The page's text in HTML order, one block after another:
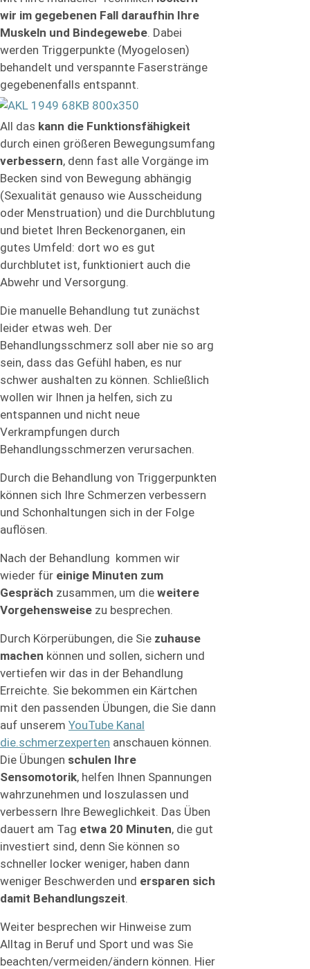
wir im gegebenen Fall daraufhin Ihre
Muskeln und Bindegewebe. Dabei
werden Triggerpunkte (Myogelosen)
behandelt und verspannte Faserstränge
gegebenenfalls entspannt.
All das kann die Funktionsfähigkeit
durch einen größeren Bewegungsumfang
verbessern, denn fast alle Vorgänge im
Becken sind von Bewegung abhängig
(Sexualität genauso wie Ausscheidung
oder Menstruation) und die Durchblutung
und bietet Ihren Beckenorganen, ein
gutes Umfeld: dort wo es gut
durchblutet ist, funktioniert auch die
Abwehr und Versorgung.
Die manuelle Behandlung tut zunächst
leider etwas weh. Der
Behandlungsschmerz soll aber nie so arg
sein, dass das Gefühl haben, es nur
schwer aushalten zu können. Schließlich
wollen wir Ihnen ja helfen, sich zu
entspannen und nicht neue
Verkrampfungen durch
Behandlungsschmerzen verursachen.
Durch die Behandlung von Triggerpunkten
können sich Ihre Schmerzen verbessern
und Schonhaltungen sich in der Folge
auflösen.
Nach der Behandlung kommen wir
wieder für einige Minuten zum
Gespräch zusammen, um die weitere
Vorgehensweise zu besprechen.
Durch Körperübungen, die Sie zuhause
machen können und sollen, sichern und
vertiefen wir das in der Behandlung
Erreichte. Sie bekommen ein Kärtchen
mit den passenden Übungen, die Sie dann
auf unserem YouTube Kanal
die.schmerzexperten anschauen können.
Die Übungen schulen Ihre
Sensomotorik, helfen Ihnen Spannungen
wahrzunehmen und loszulassen und
verbessern Ihre Beweglichkeit. Das Üben
dauert am Tag etwa 20 Minuten, die gut
investiert sind, denn Sie können so
schneller locker weniger, haben dann
weniger Beschwerden und ersparen sich
damit Behandlungszeit.
Weiter besprechen wir Hinweise zum
Alltag in Beruf und Sport und was Sie
beachten/vermeiden/ändern können. Hier